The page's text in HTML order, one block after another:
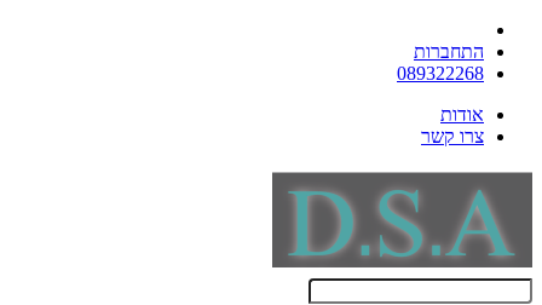
התחברות
089322268
אודות
צרו קשר